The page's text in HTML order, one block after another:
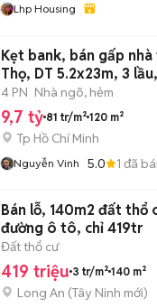
Lhp Housing
Kẹt bank, bán gấp
Thọ, DT 5.2x23m, 3
4 PN Nhà ngõ, hẻm
9,7 tỷ 81 tr/m² 120 m²
Tp Hồ Chí Minh
Nguyễn Vinh 5.0 1 đã
Bán lỗ, 140m2 đất thổ
đường ô tô, chỉ 419tr
Đất thổ cư
419 triệu 3 tr/m² 140 m²
Long An (Tây Ninh mới)